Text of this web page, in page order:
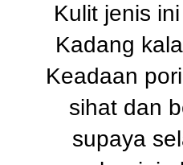
Kulit jenis
Kadang
Keadaan
sihat dan
supaya